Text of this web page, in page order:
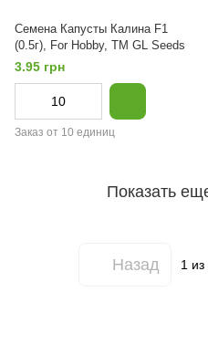
Семена Капусты Калина F1
(0.5г), For Hobby, TM GL Seeds
3.95 грн
Заказ от 10 единиц
Показать
Назад 1из